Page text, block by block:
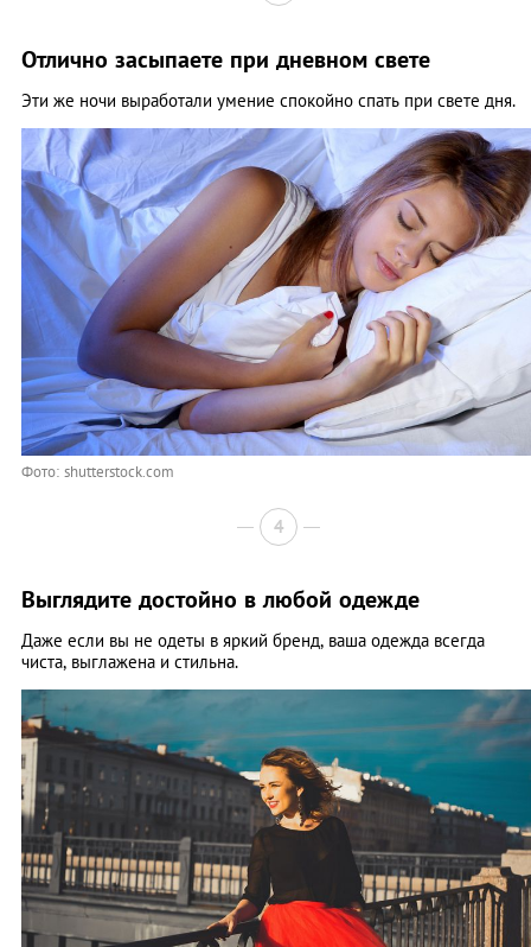
Отлично засыпаете при дневном свете
Эти же ночи выработали умение спокойно спать при свете дня.
Фото: shutterstock.com
4
Выглядите достойно в любой одежде
Даже если вы не одеты в яркий бренд, ваша одежда всегда
чиста, выглажена и стильна.